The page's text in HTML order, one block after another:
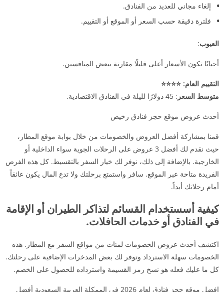
إلغاء مجاني للعديد من الفنادق.
فلترة دقيقة حسب السعر أو الموقع أو التقييم.
العيوب:
أحيانًا تكون الأسعار أعلى قليلًا مقارنة ببعض المنافسين.
التقييم العام: ⭐⭐⭐⭐
متوسط السعر : 45 دولارًا لليلة في الفنادق الاقتصادية.
أحدث عروض موقع حجز فنادق رخيص
قمنا بمشاركة أفضل العروض والخصومات من خلال بوابة موقع المطار،
حيث نقدم لك أفضل 3 عروض على الرحلات الجوية سواء الداخلية أو
الخارجية. بالإضافة إلى ذلك، نوفر لك خيار السفر بالتقسيط. كل هذه الفرص
الفريدة متاحة عبر الموقع. سافر واستمتع برحلتك ولا تدع المال يكون عائقاً
أمام رحلاتك أبداً.
كيفية أسستخدام القسائم لتذاكر الطيران أو الإقامة
في الفنادق أو خدمات الحافلات.
اكتشف أحدث عروض الخصومات لمئات من مواقع السفر مع المطار. هذه
الخصومات سهلة الاسترداد وتوفر لك بعض المدخرات الإضافية على رحلتك.
كل ما عليك فعله هو نسخ رمز القسيمة واسترداده للحصول على الخصم.
افضل موقع حجز فنادق لعام 2026 فى الممكلة العربية السعودية أفضل